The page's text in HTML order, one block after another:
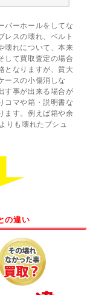
バーホールをしてな
レスの壊れ、ベルト
壊れについて、本来
して買取査定の場合
となりますが、質大
ースの小傷消しな
す事が出来る場合が
コマや箱・説明書な
ます。例えば箱や余
りも壊れたブシュ
の違い